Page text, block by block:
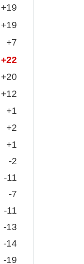
+19
+19
+7
+22
+20
+12
+1
+2
+1
-2
-11
-7
-11
-13
-14
-19